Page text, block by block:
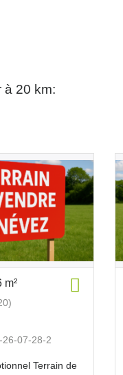
à 20 km:
m²
26-07-28-2
Terrain de